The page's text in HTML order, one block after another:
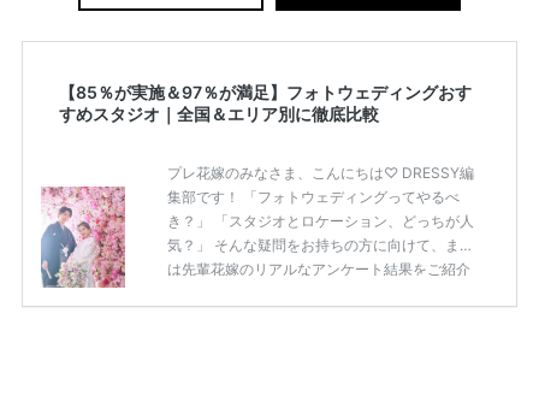
【85％が実施＆97％が満足】フォトウェディングおす
すめスタジオ｜全国＆エリア別に徹底比較
プレ花嫁のみなさま、こんにちは♡ DRESSY編
集部です！ 「フォトウェディングってやるべ
き？」 「スタジオとロケーション、どっちが人
気？」 そんな疑問をお持ちの方に向けて、まず
は先輩花嫁のリアルなアンケート結果をご紹介